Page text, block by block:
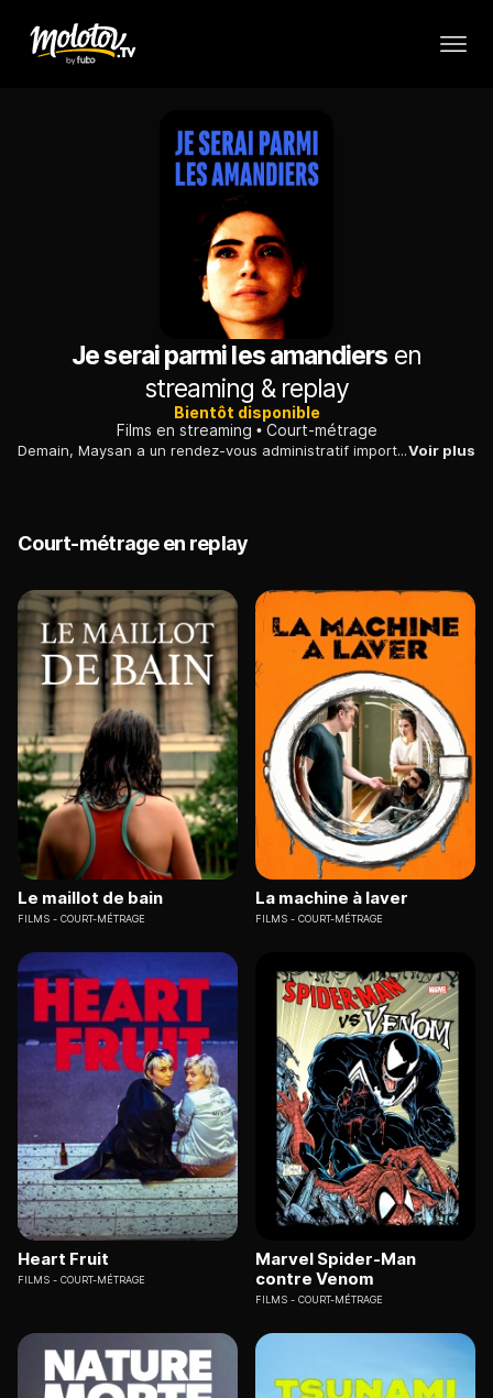
Je serai parmi les amandiers en
streaming & replay
Bientôt disponible
Films en streaming
Court-métrage
Demain, Maysan a un rendez-vous administratif important pour sa famille. Mais Eli, son mari, a une question qu'elle n'est pas prête à entendre...Voir plus
Court-métrage en replay
Le maillot de bain
FILMS COURT-MÉTRAGE
La machine à laver
FILMS COURT-MÉTRAGE
Heart Fruit
FILMS COURT-MÉTRAGE
Marvel Spider-Man
contre Venom
FILMS COURT-MÉTRAGE